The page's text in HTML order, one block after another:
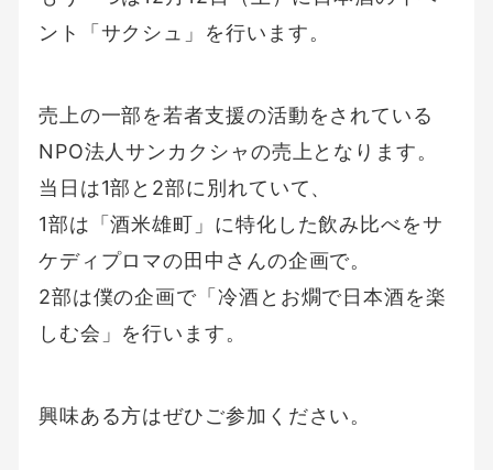
ント「サクシュ」を行います。
売上の一部を若者支援の活動をされている
NPO法人サンカクシャの売上となります。
当日は1部と2部に別れていて、
1部は「酒米雄町」に特化した飲み比べをサ
ケディプロマの田中さんの企画で。
2部は僕の企画で「冷酒とお燗で日本酒を楽
しむ会」を行います。
興味ある方はぜひご参加ください。